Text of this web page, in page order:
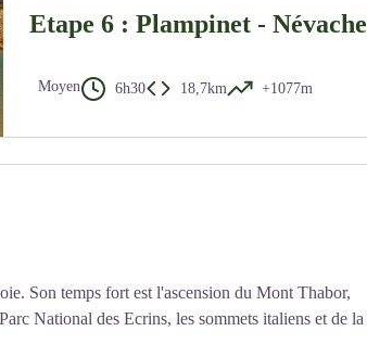
Etape 6 : Plampinet - Névache
Moyen 6h30 18,7km +1077m
Son temps fort est l'ascension du Mont Thabor,
National des Ecrins, les sommets italiens et de la